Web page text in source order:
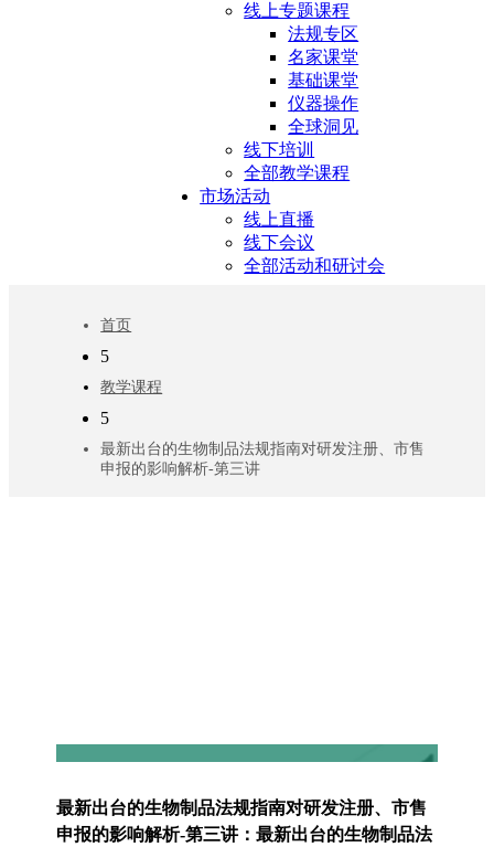
线上专题课程
法规专区
名家课堂
基础课堂
仪器操作
全球洞见
线下培训
全部教学课程
市场活动
线上直播
线下会议
全部活动和研讨会
首页
5
教学课程
5
最新出台的生物制品法规指南对研发注册、市售
申报的影响解析-第三讲
最新出台的生物制品法规指南对研发注册、市售
申报的影响解析-第三讲：最新出台的生物制品法